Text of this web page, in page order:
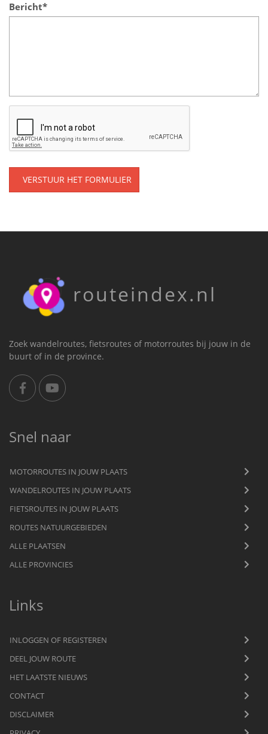
Bericht*
VERSTUUR HET FORMULIER
routeindex.nl
Zoek wandelroutes, fietsroutes of motorroutes bij jouw in de
buurt of in de province.
Snel naar
MOTORROUTES IN JOUW PLAATS
WANDELROUTES IN JOUW PLAATS
FIETSROUTES IN JOUW PLAATS
ROUTES NATUURGEBIEDEN
ALLE PLAATSEN
ALLE PROVINCIES
Links
INLOGGEN OF REGISTEREN
DEEL JOUW ROUTE
HET LAATSTE NIEUWS
CONTACT
DISCLAIMER